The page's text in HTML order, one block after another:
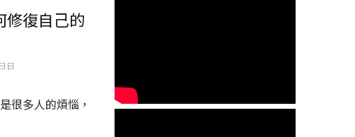
修復自己的
日
很多人的煩惱，